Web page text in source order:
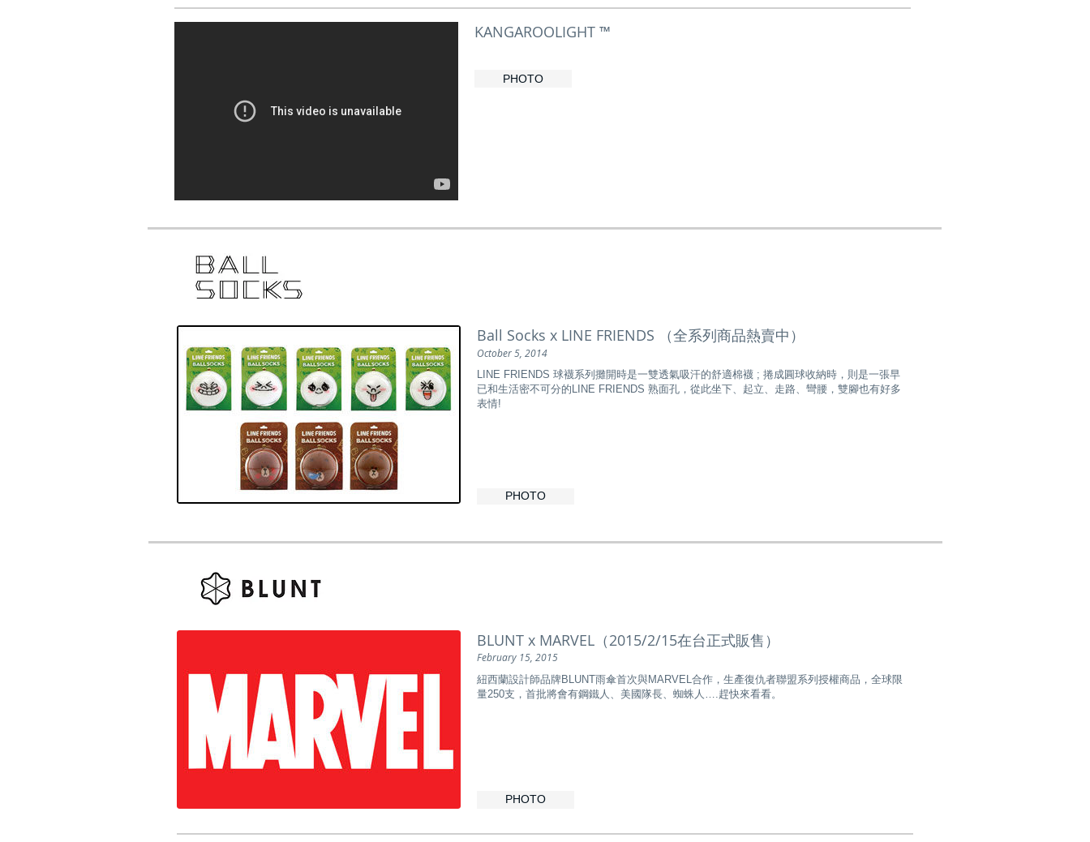
KANGAROOLIGHT ™
PHOTO
Ball Socks x LINE FRIENDS （全系列商品熱賣中）
October 5, 2014
LINE FRIENDS 球襪系列攤開時是一雙透氣吸汗的舒適棉襪 ; 捲成圓球收納時，則是一張早
已和生活密不可分的LINE FRIENDS 熟面孔，從此坐下、起立、走路、彎腰，雙腳也有好多
表情!
PHOTO
BLUNT x MARVEL（2015/2/15在台正式販售）
February 15, 2015
紐西蘭設計師品牌BLUNT雨傘首次與MARVEL合作，生產復仇者聯盟系列授權商品，全球限
量250支，首批將會有鋼鐵人、美國隊長、蜘蛛人….趕快來看看。
PHOTO